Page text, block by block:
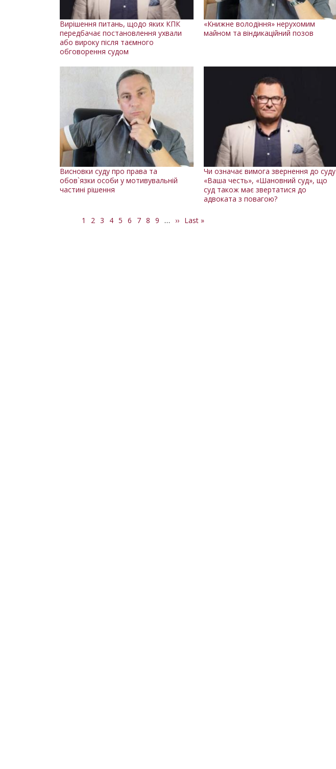
Вирішення питань, щодо яких КПК
передбачає постановлення ухвали
або вироку після таємного
обговорення судом
«Книжне володіння» нерухомим
майном та віндикаційний позов
Висновки суду про права та
обов`язки особи у мотивувальній
частині рішення
Чи означає вимога звернення до суду
«Ваша честь», «Шановний суд», що
суд також має звертатися до
адвоката з повагою?
Розбивка
Поточна
1 Сторінка
2 Сторінка
3 Сторінка
4 Сторінка
5 Сторінка
6 Сторінка
7 Сторінка
8 Сторінка
9 …
Наступна
›› Остання
Last »